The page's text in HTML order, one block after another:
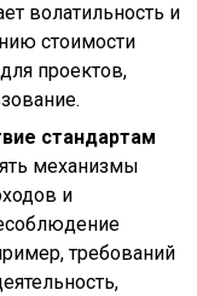
волатильность и
стоимости
проектов,
стандартам
механизмы
и
требований